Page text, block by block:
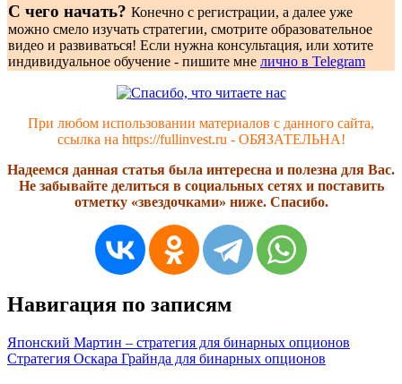
С чего начать? Конечно с регистрации, а далее уже
можно смело изучать стратегии, смотрите образовательное
видео и развиваться! Если нужна консультация, или хотите
индивидуальное обучение - пишите мне лично в Telegram
При любом использовании материалов с данного сайта,
ссылка на https://fullinvest.ru - ОБЯЗАТЕЛЬНА!
Надеемся данная статья была интересна и полезна для Вас.
Не забывайте делиться в социальных сетях и поставить
отметку «звездочками» ниже. Спасибо.
Навигация по записям
Японский Мартин – стратегия для бинарных опционов
Стратегия Оскара Грайнда для бинарных опционов